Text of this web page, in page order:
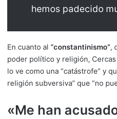
hemos padecido
En cuanto al “constantinismo”,
poder político y religión,
lo ve como una “catástrofe” y
religión subversiva” que “no
«Me han